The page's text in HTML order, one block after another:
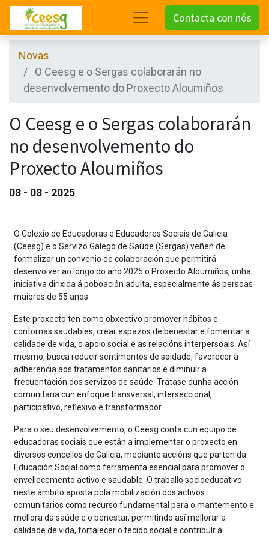
Contacta con nós
Novas
O Ceesg e o Sergas colaborarán no
desenvolvemento do Proxecto Aloumiños
O Ceesg e o Sergas colaborarán
no desenvolvemento do
Proxecto Aloumiños
08 - 08 - 2025
O Colexio de Educadoras e Educadores Sociais de Galicia
(Ceesg) e o Servizo Galego de Saúde (Sergas) veñen de
formalizar un convenio de colaboración que permitirá
desenvolver ao longo do ano 2025 o Proxecto Aloumiños, unha
iniciativa dirixida á poboación adulta, especialmente ás persoas
maiores de 55 anos.
Este proxecto ten como obxectivo promover hábitos e
contornas saudables, crear espazos de benestar e fomentar a
calidade de vida, o apoio social e as relacións interpersoais. Así
mesmo, busca reducir sentimentos de soidade, favorecer a
adherencia aos tratamentos sanitarios e diminuír a
frecuentación dos servizos de saúde. Trátase dunha acción
comunitaria cun enfoque transversal, interseccional,
participativo, reflexivo e transformador.
Para o seu desenvolvemento, o Ceesg conta cun equipo de
educadoras sociais que están a implementar o proxecto en
diversos concellos de Galicia, mediante accións que parten da
Educación Social como ferramenta esencial para promover o
envellecemento activo e saudable. O traballo socioeducativo
neste ámbito aposta pola mobilización dos activos
comunitarios como recurso fundamental para o mantemento e
mellora da saúde e o benestar, permitindo así mellorar a
calidade de vida, fortalecer o tecido social e contribuír á